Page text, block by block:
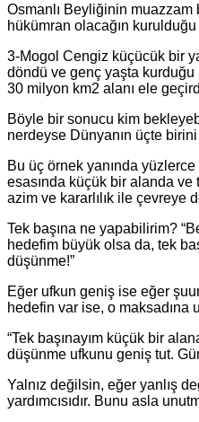
Osmanlı Beyliğinin muazzam
hükümran olacağın
3-Mogol Cengiz küçücük bir
döndü ve genç yaşta
30 milyon km2 alanı ele
Böyle bir sonucu kim
nerdeyse Dünyanın üçte
Bu üç örnek yanında
esasında küçük bir alanda ve
azim ve kararlılık ile çevreye
Tek başına ne yapabilirim?
hedefim büyük olsa da, tek
düşünme!”
Eğer ufkun geniş ise eğer
hedefin var ise, o maksadına
“Tek başınayım küçük bir
düşünme ufkunu geniş tut.
Yalnız değilsin, eğer yanlış
yardımcısıdır. Bunu asla